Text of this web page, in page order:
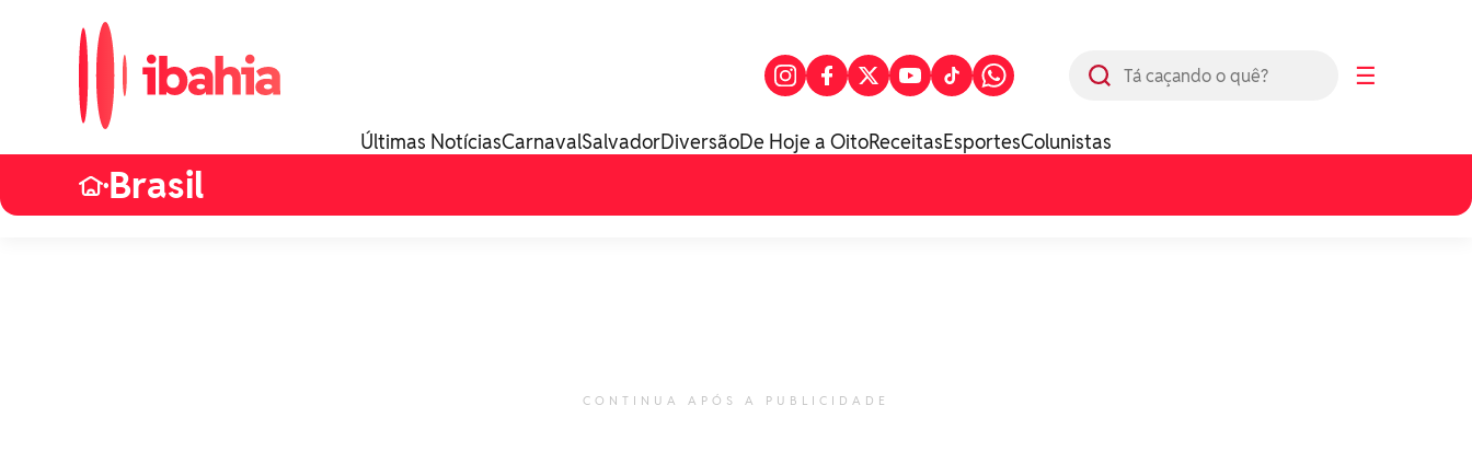
☰
Últimas NotíciasCarnavalSalvadorDiversãoDe Hoje a OitoReceitasEsportesColunistas
•Brasil
CONTINUA APÓS A PUBLICIDADE